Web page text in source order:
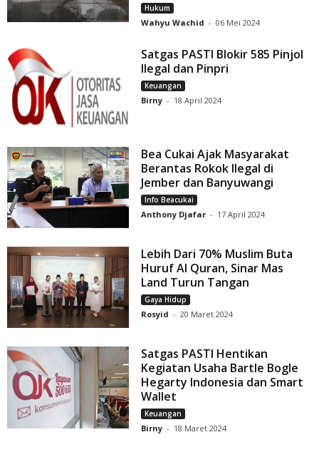
Hukum
Wahyu Wachid - 06 Mei 2024
Satgas PASTI Blokir 585 Pinjol
Ilegal dan Pinpri
Keuangan
Birny - 18 April 2024
Bea Cukai Ajak Masyarakat
Berantas Rokok Ilegal di
Jember dan Banyuwangi
Info Beacukai
Anthony Djafar - 17 April 2024
Lebih Dari 70% Muslim Buta
Huruf Al Quran, Sinar Mas
Land Turun Tangan
Gaya Hidup
Rosyid - 20 Maret 2024
Satgas PASTI Hentikan
Kegiatan Usaha Bartle Bogle
Hegarty Indonesia dan Smart
Wallet
Keuangan
Birny - 18 Maret 2024